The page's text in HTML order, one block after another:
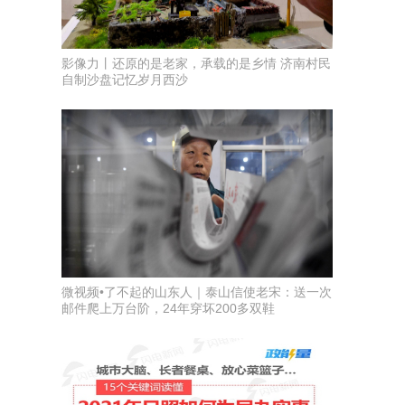
影像力丨还原的是老家，承载的是乡情 济南村民
自制沙盘记忆岁月西沙
微视频•了不起的山东人｜泰山信使老宋：送一次
邮件爬上万台阶，24年穿坏200多双鞋